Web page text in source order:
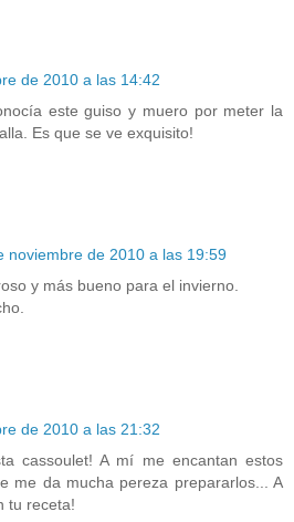
de 2010 a las 14:42
este guiso y muero por meter la
Es que se ve exquisito!
noviembre de 2010 a las 19:59
y más bueno para el invierno.
de 2010 a las 21:32
cassoulet! A mí me encantan estos
me da mucha pereza prepararlos... A
tu receta!